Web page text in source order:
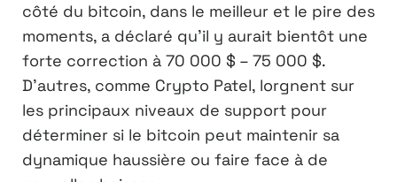
côté du bitcoin, dans le meilleur et le pire des
moments, a déclaré qu’il y aurait bientôt une
forte correction à 70 000 $ – 75 000 $.
D’autres, comme Crypto Patel, lorgnent sur
les principaux niveaux de support pour
déterminer si le bitcoin peut maintenir sa
dynamique haussière ou faire face à de